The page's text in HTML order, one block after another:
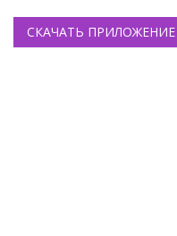
СКАЧАТЬ ПРИЛОЖЕНИЕ